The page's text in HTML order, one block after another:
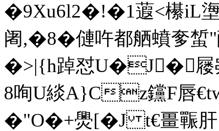
�9Xu6l2�!�1蕸<櫀iL塰
阇,�8�僆吘 都舾蟦奓
�>|{h踔怼U�J�屦
8咰U緂A}Cz钂F唇
�"O�+爂[�J t€畺辴